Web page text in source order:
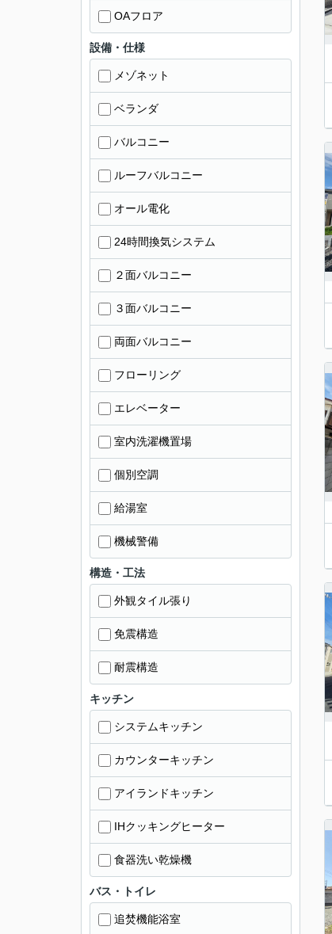
OAフロア
設備・仕様
メゾネット
ベランダ
バルコニー
ルーフバルコニー
オール電化
24時間換気システム
２面バルコニー
３面バルコニー
両面バルコニー
フローリング
エレベーター
室内洗濯機置場
個別空調
給湯室
機械警備
構造・工法
外観タイル張り
免震構造
耐震構造
キッチン
システムキッチン
カウンターキッチン
アイランドキッチン
IHクッキングヒーター
食器洗い乾燥機
バス・トイレ
追焚機能浴室